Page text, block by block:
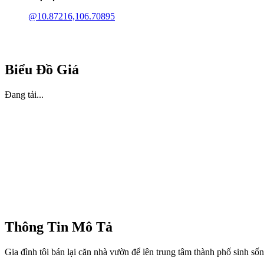
@10.87216,106.70895
Biểu Đồ Giá
Đang tải...
Thông Tin Mô Tả
Gia đình tôi bán lại căn nhà vườn để lên trung tâm thành phố sinh